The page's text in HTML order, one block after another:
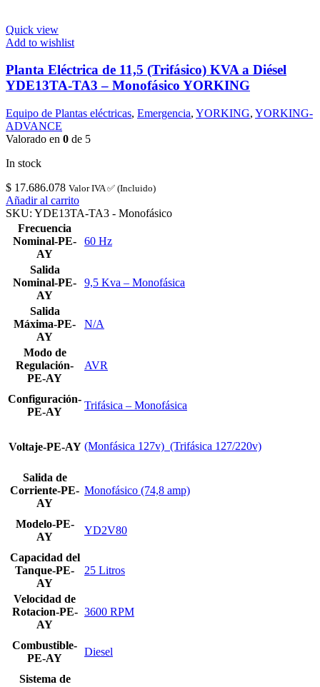
Quick view
Add to wishlist
Planta Eléctrica de 11,5 (Trifásico) KVA a Diésel
YDE13TA-TA3 – Monofásico YORKING
Equipo de Plantas eléctricas, Emergencia, YORKING, YORKING-
ADVANCE
Valorado en 0 de 5
In stock
$ 17.686.078 Valor IVA ✅ (Incluido)
Añadir al carrito
SKU: YDE13TA-TA3 - Monofásico
Frecuencia
Nominal-PE-
AY
60 Hz
Salida
Nominal-PE-
AY
9,5 Kva – Monofásica
Salida
Máxima-PE-
AY
N/A
Modo de
Regulación-
PE-AY
AVR
Configuración-
PE-AY
Trifásica – Monofásica
Voltaje-PE-AY (Monfásica 127v)  (Trifásica 127/220v)
Salida de
Corriente-PE-
AY
Monofásico (74,8 amp)
Modelo-PE-
AY
YD2V80
Capacidad del
Tanque-PE-
AY
25 Litros
Velocidad de
Rotacion-PE-
AY
3600 RPM
Combustible-
PE-AY
Diesel
Sistema de